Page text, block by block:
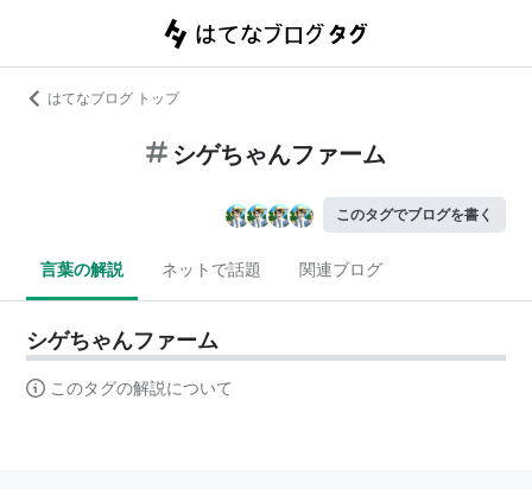
はてなブログ トップ
シゲちゃんファーム
このタグでブログを書く
言葉の解説 ネットで話題 関連ブログ
シゲちゃんファーム
このタグの解説について